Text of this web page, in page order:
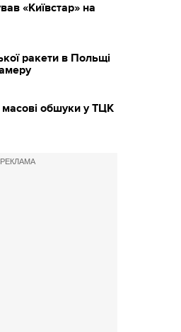
«Київстар» на
ракети в Польщі
обшуки у ТЦК
РЕКЛАМА